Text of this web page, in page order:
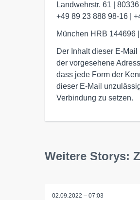
Landwehrstr. 61 |
+49 89 23 888 98-16 |
Der Inhalt dieser E-
der vorgesehene
dass jede Form der
dieser E-Mail
Verbindung zu setzen.
Weitere Storys:
02.09.2022 – 07:03